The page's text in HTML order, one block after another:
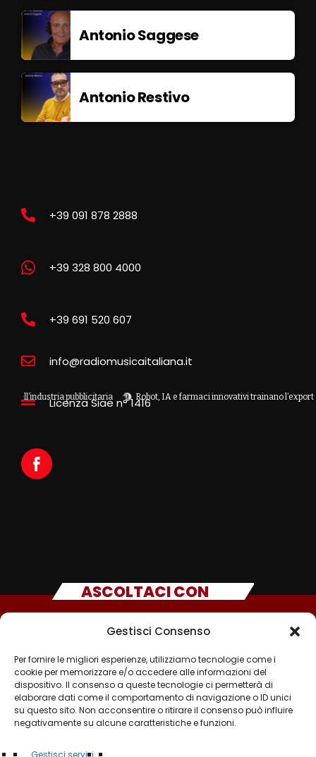
Gestisci Consenso
Per fornire le migliori esperienze, utilizziamo tecnologie come i
cookie per memorizzare e/o accedere alle informazioni del
dispositivo. Il consenso a queste tecnologie ci permetterà di
elaborare dati come il comportamento di navigazione o ID unici
su questo sito. Non acconsentire o ritirare il consenso può influire
negativamente su alcune caratteristiche e funzioni.
Gestisci servizi
Antonio Saggese
Antonio Restivo
pubblicitaria Robot, IA e farmaci innovativi trainano l’export della
+39 091 878 2888
+39 328 800 4000
+39 691 520 607
info@radiomusicaitaliana.it
Licenza Siae n° 1416
ASCOLTACI CON